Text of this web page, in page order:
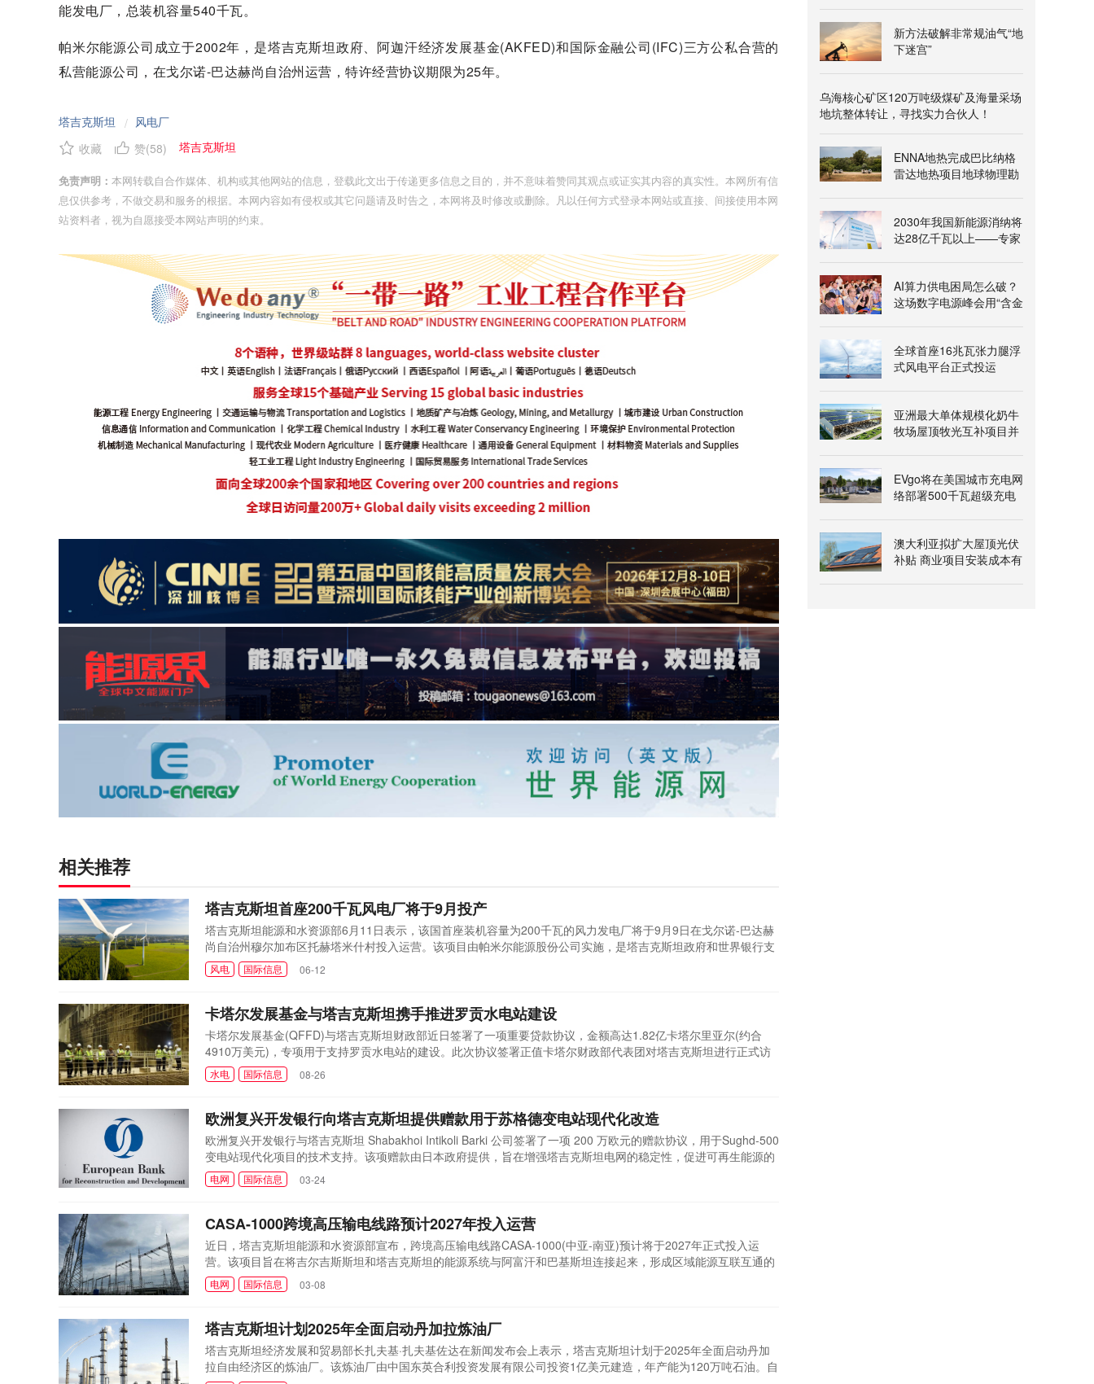
能发电厂，总装机容量540千瓦。
帕米尔能源公司成立于2002年，是塔吉克斯坦政府、阿迦汗经济发展基金(AKFED)和国际金融公司(IFC)三方公私合营的
私营能源公司，在戈尔诺-巴达赫尚自治州运营，特许经营协议期限为25年。
塔吉克斯坦 / 风电厂
收藏
赞(58) 塔吉克斯坦
免责声明： 本网转载自合作媒体、机构或其他网站的信息，登载此文出于传递更多信息之目的，并不意味着赞同其观点或证实其内容的真实性。本网所有信
息仅供参考，不做交易和服务的根据。本网内容如有侵权或其它问题请及时告之，本网将及时修改或删除。凡以任何方式登录本网站或直接、间接使用本网
站资料者，视为自愿接受本网站声明的约束。
相关推荐
塔吉克斯坦首座200千瓦风电厂将于9月投产
塔吉克斯坦能源和水资源部6月11日表示，该国首座装机容量为200千瓦的风力发电厂将于9月9日在戈尔诺-巴达赫
尚自治州穆尔加布区托赫塔米什村投入运营。该项目由帕米尔能源股份公司实施，是塔吉克斯坦政府和世界银行支
持开展的农村电气化计划的一部分。帕米尔能源公司表示，目前已在穆尔加布县偏远地区建成22座太阳能发电厂，
总装机容量13兆瓦，计划在再投产7座太阳能发电厂，总装机容量540千瓦。帕米尔能源公司成立于2002年，是塔
风电 国际信息 06-12
卡塔尔发展基金与塔吉克斯坦携手推进罗贡水电站建设
卡塔尔发展基金(QFFD)与塔吉克斯坦财政部近日签署了一项重要贷款协议，金额高达1.82亿卡塔尔里亚尔(约合
4910万美元)，专项用于支持罗贡水电站的建设。此次协议签署正值卡塔尔财政部代表团对塔吉克斯坦进行正式访
问期间，代表团由总干事法赫德·哈马德·苏莱提亲自率领，塔吉克斯坦政府多位高级官员也出席了此次访问活动。
访问期间，代表团不仅参观了罗贡水电站的项目现场，还详细考察了项目的实际进展情况。罗贡水电项目选址于帕
水电 国际信息 08-26
欧洲复兴开发银行向塔吉克斯坦提供赠款用于苏格德变电站现代化改造
欧洲复兴开发银行与塔吉克斯坦 Shabakhoi Intikoli Barki 公司签署了一项 200 万欧元的赠款协议，用于Sughd-500
变电站现代化项目的技术支持。该项赠款由日本政府提供，旨在增强塔吉克斯坦电网的稳定性，促进可再生能源的
整合，并改善区域互联互通。塔吉克斯坦能源部表示，该项目对于加强该国能源基础设施、扩大区域能源网络连接
至关重要。2024 年，欧洲复兴开发银行对塔吉克斯坦的年度投资较 2023 年增长了四倍，签署了 23 个项目，总价
电网 国际信息 03-24
CASA-1000跨境高压输电线路预计2027年投入运营
近日，塔吉克斯坦能源和水资源部宣布，跨境高压输电线路CASA-1000(中亚-南亚)预计将于2027年正式投入运
营。该项目旨在将吉尔吉斯斯坦和塔吉克斯坦的能源系统与阿富汗和巴基斯坦连接起来，形成区域能源互联互通的
重要一环。塔吉克斯坦能源与水资源部长达勒尔·朱马在杜尚别表示：CASA-1000项目是涉及四个国家的最大区域
项目。目前，塔吉克斯坦和吉尔吉斯斯坦的建设工作已经完成，巴基斯坦的建设也在快速推进。预计巴基斯坦段将
电网 国际信息 03-08
塔吉克斯坦计划2025年全面启动丹加拉炼油厂
塔吉克斯坦经济发展和贸易部长扎夫基·扎夫基佐达在新闻发布会上表示，塔吉克斯坦计划于2025年全面启动丹加
拉自由经济区的炼油厂。该炼油厂由中国东英合利投资发展有限公司投资1亿美元建造，年产能为120万吨石油。自
新方法破解非常规油气“地
下迷宫”
乌海核心矿区120万吨级煤矿及海量采场
地坑整体转让，寻找实力合伙人！
ENNA地热完成巴比纳格
雷达地热项目地球物理勘
2030年我国新能源消纳将
达28亿千瓦以上——专家
AI算力供电困局怎么破？
这场数字电源峰会用“含金
全球首座16兆瓦张力腿浮
式风电平台正式投运
亚洲最大单体规模化奶牛
牧场屋顶牧光互补项目并
EVgo将在美国城市充电网
络部署500千瓦超级充电
澳大利亚拟扩大屋顶光伏
补贴 商业项目安装成本有